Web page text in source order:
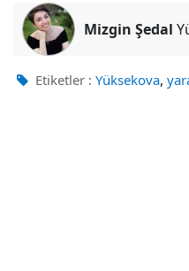
Mizgin Şedal
Etiketler : Yüksekova,